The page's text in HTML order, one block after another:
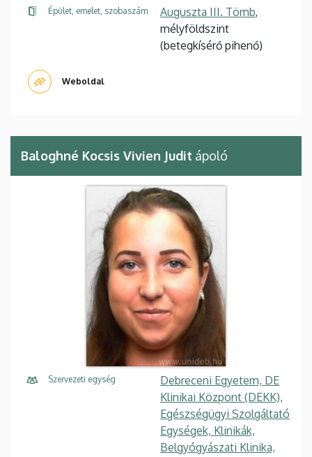
Épület, emelet, szobaszám Auguszta III. Tömb,
mélyföldszint
(betegkísérő pihenő)
Weboldal
Baloghné Kocsis Vivien Judit ápoló
Szervezeti egység
Debreceni Egyetem, DE
Klinikai Központ (DEKK),
Egészségügyi Szolgáltató
Egységek, Klinikák,
Belgyógyászati Klinika,